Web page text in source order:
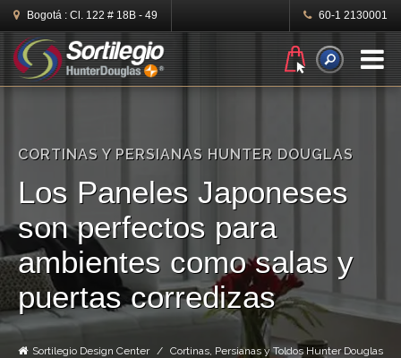
Bogotá : Cl. 122 # 18B - 49 60-1 2130001
CORTINAS Y PERSIANAS HUNTER DOUGLAS
Los Paneles Japoneses
son perfectos para
ambientes como salas y
puertas corredizas
Sortilegio Design Center
Cortinas, Persianas y Toldos Hunter Douglas